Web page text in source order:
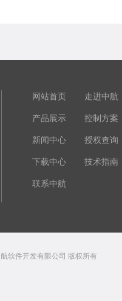
网站首页 走进中航
产品展示 控制方案
新闻中心 授权查询
下载中心 技术指南
联系中航
航软件开发有限公司 版权所有